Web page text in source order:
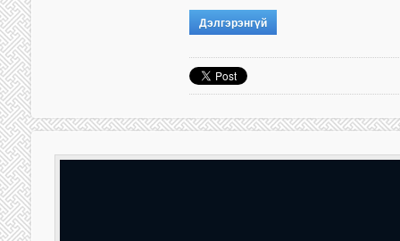
Дэлгэрэнгүй